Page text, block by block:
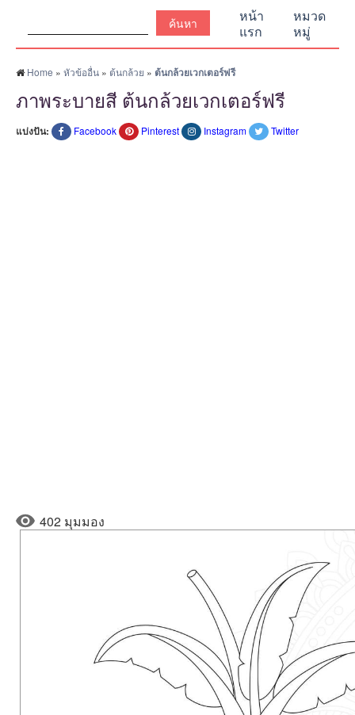
หน้า
แรก
หมวด
หมู่
Home » หัวข้ออื่น » ต้นกล้วย » ต้นกล้วยเวกเตอร์ฟรี
ภาพระบายสี ต้นกล้วยเวกเตอร์ฟรี
แบ่งปัน: Facebook Pinterest Instagram Twitter
402 มุมมอง